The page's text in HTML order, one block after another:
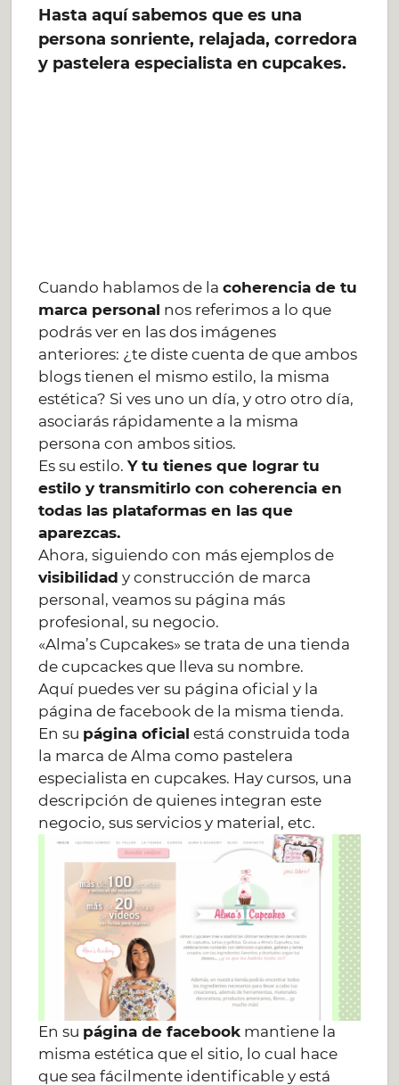
Hasta aquí sabemos que es una
persona sonriente, relajada, corredora
y pastelera especialista en cupcakes.
Cuando hablamos de lacoherencia de tu
marca personal nos referimos a lo que
podrás ver en las dos imágenes
anteriores: ¿te diste cuenta de que ambos
blogs tienen el mismo estilo, la misma
estética? Si ves uno un día, y otro otro día,
asociarás rápidamente a la misma
persona con ambos sitios.
Es su estilo.Y tu tienes que lograr tu
estilo y transmitirlo con coherencia en
todas las plataformas en las que
aparezcas.
Ahora, siguiendo con más ejemplos de
visibilidad y construcción de marca
personal, veamos su página más
profesional, su negocio.
«Alma’s Cupcakes» se trata de una tienda
de cupcackes que lleva su nombre.
Aquí puedes ver su página oficial y la
página de facebook de la misma tienda.
En su página oficial está construida toda
la marca de Alma como pastelera
especialista en cupcakes. Hay cursos, una
descripción de quienes integran este
negocio, sus servicios y material, etc.
En su página de facebook mantiene la
misma estética que el sitio, lo cual hace
que sea fácilmente identificable y está